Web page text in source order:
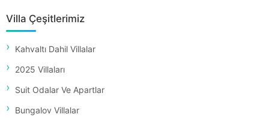
Villa Çeşitlerimiz
Kahvaltı Dahil Villalar
2025 Villaları
Suit Odalar Ve Apartlar
Bungalov Villalar